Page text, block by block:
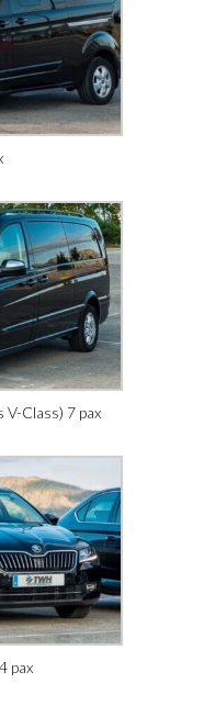
V-Class) 7 pax
pax